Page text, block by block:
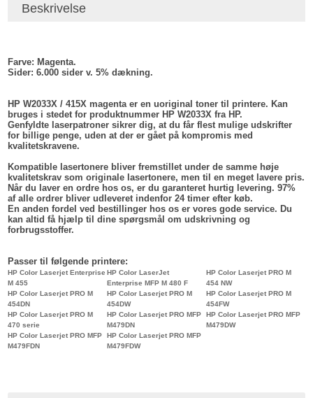
Beskrivelse
Farve: Magenta.
Sider: 6.000 sider v. 5% dækning.
HP W2033X / 415X magenta er en uoriginal toner til printere. Kan
bruges i stedet for produktnummer HP W2033X fra HP.
Genfyldte laserpatroner sikrer dig, at du får flest mulige udskrifter
for billige penge, uden at der er gået på kompromis med
kvalitetskravene.
Kompatible lasertonere bliver fremstillet under de samme høje
kvalitetskrav som originale lasertonere, men til en meget lavere pris.
Når du laver en ordre hos os, er du garanteret hurtig levering. 97%
af alle ordrer bliver udleveret indenfor 24 timer efter køb.
En anden fordel ved bestillinger hos os er vores gode service. Du
kan altid få hjælp til dine spørgsmål om udskrivning og
forbrugsstoffer.
Passer til følgende printere:
HP Color Laserjet Enterprise
M 455
HP Color LaserJet
Enterprise MFP M 480 F
HP Color Laserjet PRO M
454 NW
HP Color Laserjet PRO M
454DN
HP Color Laserjet PRO M
454DW
HP Color Laserjet PRO M
454FW
HP Color Laserjet PRO M
470 serie
HP Color Laserjet PRO MFP
M479DN
HP Color Laserjet PRO MFP
M479DW
HP Color Laserjet PRO MFP
M479FDN
HP Color Laserjet PRO MFP
M479FDW